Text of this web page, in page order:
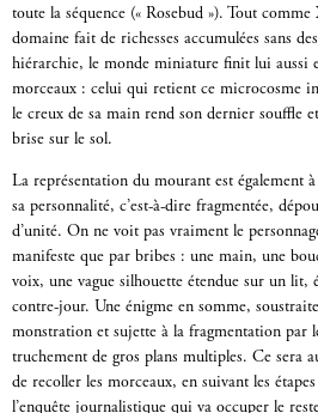
toute la séquence (« Rosebud »). Tout comme
domaine fait de richesses accumulées sans
hiérarchie, le monde miniature finit lui aussi
morceaux : celui qui retient ce microcosme
le creux de sa main rend son dernier souffle
brise sur le sol.
La représentation du mourant est également à
sa personnalité, c’est-à-dire fragmentée,
d’unité. On ne voit pas vraiment le
manifeste que par bribes : une main, une
voix, une vague silhouette étendue sur un lit,
contre-jour. Une énigme en somme,
monstration et sujette à la fragmentation par
truchement de gros plans multiples. Ce sera
de recoller les morceaux, en suivant les
l’enquête journalistique qui va occuper le